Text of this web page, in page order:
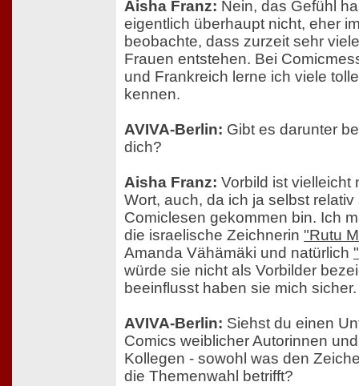
Aisha Franz: Nein, das Gefühl
eigentlich überhaupt nicht, eher
beobachte, dass zurzeit sehr
Frauen entstehen. Bei
und Frankreich lerne ich viele
kennen.
AVIVA-Berlin: Gibt es darunter
dich?
Aisha Franz: Vorbild ist vielleicht
Wort, auch, da ich ja selbst relativ
Comiclesen gekommen bin. Ich
die israelische Zeichnerin "Rutu
Amanda Vähämäki und natürlich
würde sie nicht als Vorbilder
beeinflusst haben sie mich sicher.
AVIVA-Berlin: Siehst du einen
Comics weiblicher Autorinnen
Kollegen - sowohl was den
die Themenwahl betrifft?